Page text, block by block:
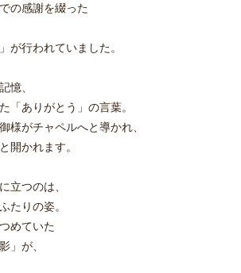
の感謝を綴った
が行われていました。
憶、
「ありがとう」の言葉。
様がチャペルへと導かれ、
開かれます。
立つのは、
たりの姿。
めていた
」が、